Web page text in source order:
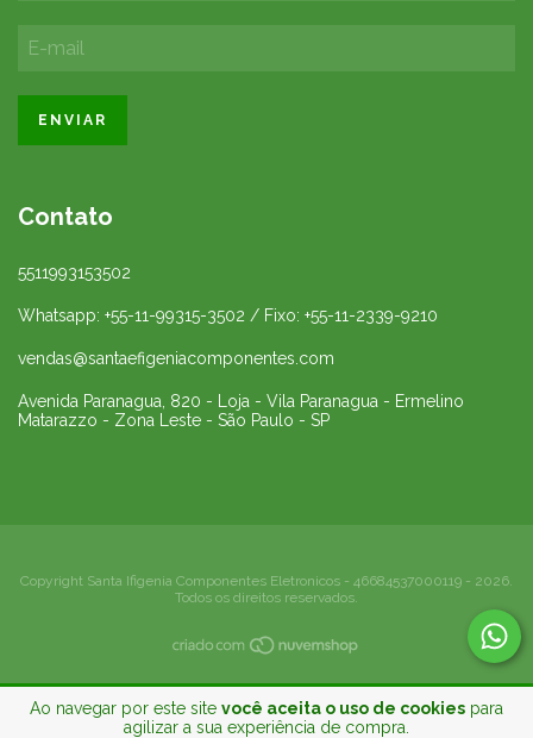
Ao navegar por este site você aceita o uso de cookies para
agilizar a sua experiência de compra.
Contato
5511993153502
Whatsapp: +55-11-99315-3502 / Fixo: +55-11-2339-9210
vendas@santaefigeniacomponentes.com
Avenida Paranagua, 820 - Loja - Vila Paranagua - Ermelino
Matarazzo - Zona Leste - São Paulo - SP
Copyright Santa Ifigenia Componentes Eletronicos - 46684537000119 - 2026.
Todos os direitos reservados.